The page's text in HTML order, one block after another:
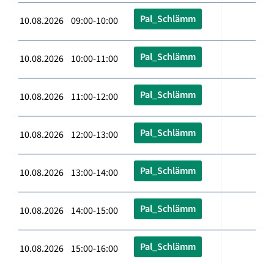
10.08.2026 09:00-10:00 Pal_Schlämm
10.08.2026 10:00-11:00 Pal_Schlämm
10.08.2026 11:00-12:00 Pal_Schlämm
10.08.2026 12:00-13:00 Pal_Schlämm
10.08.2026 13:00-14:00 Pal_Schlämm
10.08.2026 14:00-15:00 Pal_Schlämm
10.08.2026 15:00-16:00 Pal_Schlämm